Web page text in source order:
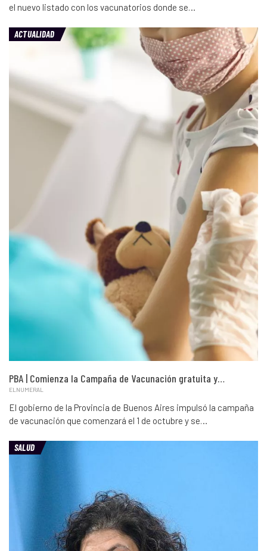
el nuevo listado con los vacunatorios donde se…
ACTUALIDAD
PBA | Comienza la Campaña de Vacunación gratuita y…
ELNUMERAL
El gobierno de la Provincia de Buenos Aires impulsó la campaña
de vacunación que comenzará el 1 de octubre y se…
SALUD